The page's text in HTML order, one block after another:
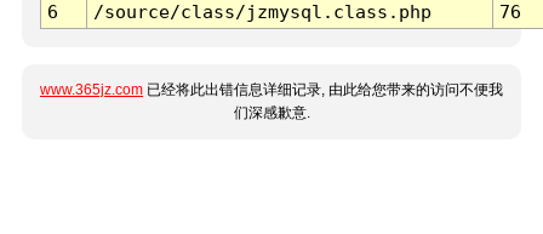
6
/source/class/jzmysql.class.php 76
www.365jz.com 已经将此出错信息详细记录, 由此给您带来的访问不便我
们深感歉意.